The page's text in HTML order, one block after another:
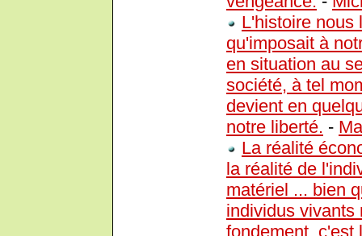
L'histoire nous
qu'imposait à
en situation au
société, à tel
devient en
notre liberté. -
La réalité
la réalité de
matériel ... bien
individus vivants
fondement, c'est